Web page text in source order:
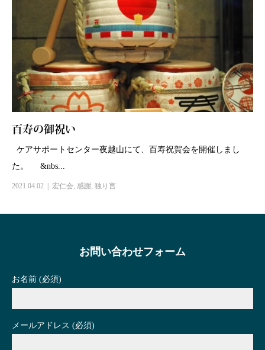
百寿の御祝い
ケアサポートセンター夜越山にて、百寿祝賀会を開催しまし
た。 &nbs...
2021.04.02 宏仁会, 感謝, 独り言
お問い合わせフォーム
お名前 (必須)
メールアドレス (必須)